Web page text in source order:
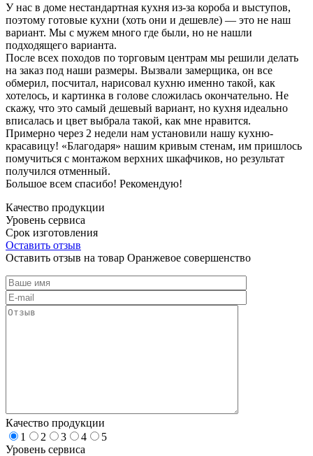
У нас в доме нестандартная кухня из-за короба и выступов,
поэтому готовые кухни (хоть они и дешевле) — это не наш
вариант. Мы с мужем много где были, но не нашли
подходящего варианта.
После всех походов по торговым центрам мы решили делать
на заказ под наши размеры. Вызвали замерщика, он все
обмерил, посчитал, нарисовал кухню именно такой, как
хотелось, и картинка в голове сложилась окончательно. Не
скажу, что это самый дешевый вариант, но кухня идеально
вписалась и цвет выбрала такой, как мне нравится.
Примерно через 2 недели нам установили нашу кухню-
красавицу! «Благодаря» нашим кривым стенам, им пришлось
помучиться с монтажом верхних шкафчиков, но результат
получился отменный.
Большое всем спасибо! Рекомендую!
Качество продукции
Уровень сервиса
Срок изготовления
Оставить отзыв
Оставить отзыв на товар Оранжевое совершенство
Качество продукции
1
2 3 4
5
Уровень сервиса